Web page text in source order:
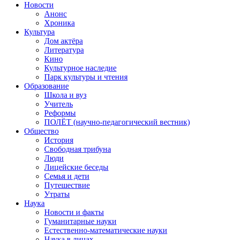
Новости
Анонс
Хроника
Культура
Дом актёра
Литература
Кино
Культурное наследие
Парк культуры и чтения
Образование
Школа и вуз
Учитель
Реформы
ПОЛЁТ (научно-педагогический вестник)
Общество
История
Свободная трибуна
Люди
Лицейские беседы
Семья и дети
Путешествие
Утраты
Наука
Новости и факты
Гуманитарные науки
Естественно-математические науки